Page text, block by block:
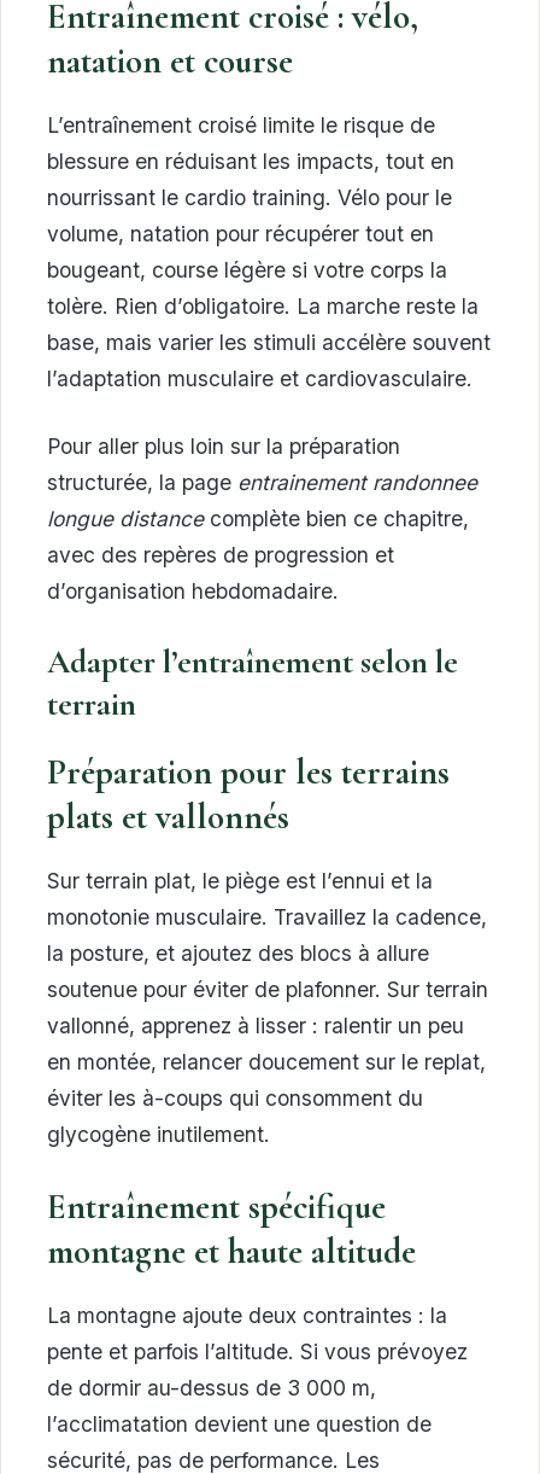
Entraînement croisé : vélo,
natation et course
L’entraînement croisé limite le risque de
blessure en réduisant les impacts, tout en
nourrissant le cardio training. Vélo pour le
volume, natation pour récupérer tout en
bougeant, course légère si votre corps la
tolère. Rien d’obligatoire. La marche reste la
base, mais varier les stimuli accélère souvent
l’adaptation musculaire et cardiovasculaire.
Pour aller plus loin sur la préparation
structurée, la page entrainement randonnee
longue distancecomplète bien ce chapitre,
avec des repères de progression et
d’organisation hebdomadaire.
Adapter l’entraînement selon le
terrain
Préparation pour les terrains
plats et vallonnés
Sur terrain plat, le piège est l’ennui et la
monotonie musculaire. Travaillez la cadence,
la posture, et ajoutez des blocs à allure
soutenue pour éviter de plafonner. Sur terrain
vallonné, apprenez à lisser : ralentir un peu
en montée, relancer doucement sur le replat,
éviter les à-coups qui consomment du
glycogène inutilement.
Entraînement spécifique
montagne et haute altitude
La montagne ajoute deux contraintes : la
pente et parfois l’altitude. Si vous prévoyez
de dormir au-dessus de 3 000 m,
l’acclimatation devient une question de
sécurité, pas de performance. Les